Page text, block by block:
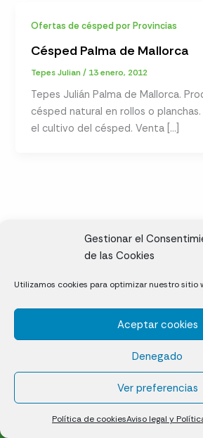
Gestionar el
de las Cookies
Utilizamos cookies para optimizar nuestro sitio
Aceptar cookies
Denegado
Ver preferencias
Política de cookiesAviso legal y
Ofertas de césped por Provincias
Césped Palma de Mallorca
Tepes Julian/ 13 enero, 2012
Tepes Julián Palma de Mallorca.
césped natural en rollos o
el cultivo del césped. Venta […]
Cáceres
Césped natural en
Política de cookies
Aviso legal y Política de
¿Quiénes somos?
Contacto